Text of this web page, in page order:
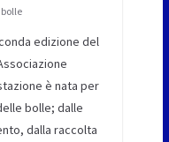
edizione del
è nata per
bolle; dalle
dalla raccolta